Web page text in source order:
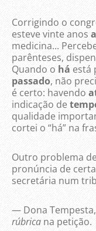
Corrigindo o
esteve vinte anos
medicina...
parênteses,
Quando o há está
passado, não
é certo: havendo
indicação de
qualidade
cortei o “há” na
Outro problema
pronúncia de
secretária num
— Dona
rúbrica na petição.